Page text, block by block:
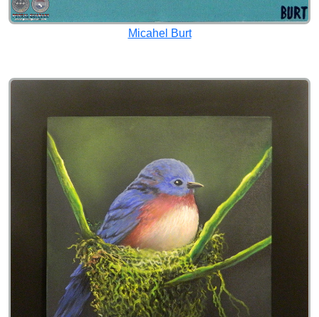
Micahel Burt